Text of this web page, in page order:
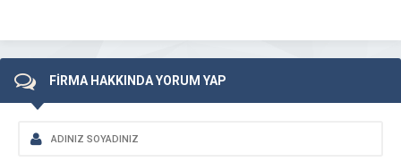
FİRMA HAKKINDA YORUM YAP